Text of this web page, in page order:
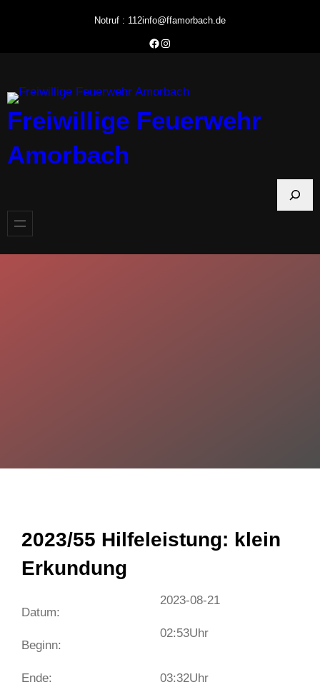
Notruf : 112info@ffamorbach.de
Facebook Feuerwehr Amorbach
Instagram Feuerwehr Amorbach
Freiwillige Feuerwehr
Amorbach
h
2023/55 Hilfeleistung: klein
Erkundung
Datum:
Beginn:
Ende:
2023-08-21
02:53Uhr
03:32Uhr